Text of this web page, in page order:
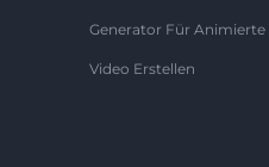
Generator Für Animierte
Video Erstellen